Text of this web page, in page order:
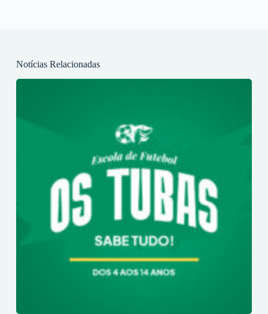
Notícias Relacionadas